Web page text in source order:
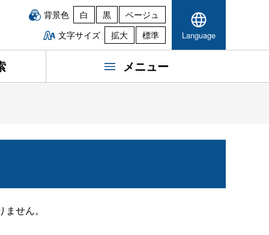
背景色 白 黒
ベージュ
文字サイズ
拡大 標準 Language
メニュー
せん。